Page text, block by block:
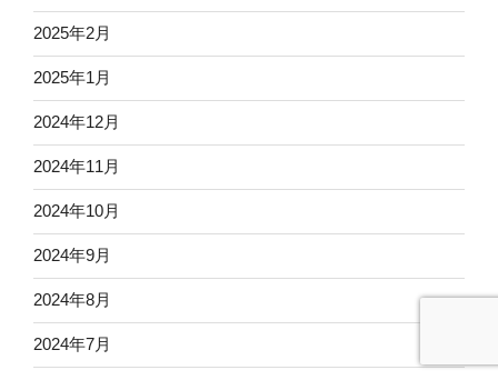
2025年2月
2025年1月
2024年12月
2024年11月
2024年10月
2024年9月
2024年8月
2024年7月